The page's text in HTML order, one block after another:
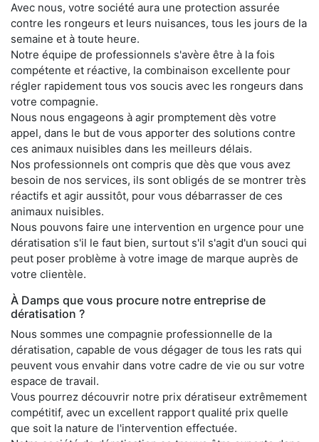
Avec nous, votre société aura une protection assurée
contre les rongeurs et leurs nuisances, tous les jours de la
semaine et à toute heure.
Notre équipe de professionnels s'avère être à la fois
compétente et réactive, la combinaison excellente pour
régler rapidement tous vos soucis avec les rongeurs dans
votre compagnie.
Nous nous engageons à agir promptement dès votre
appel, dans le but de vous apporter des solutions contre
ces animaux nuisibles dans les meilleurs délais.
Nos professionnels ont compris que dès que vous avez
besoin de nos services, ils sont obligés de se montrer très
réactifs et agir aussitôt, pour vous débarrasser de ces
animaux nuisibles.
Nous pouvons faire une intervention en urgence pour une
dératisation s'il le faut bien, surtout s'il s'agit d'un souci qui
peut poser problème à votre image de marque auprès de
votre clientèle.
À Damps que vous procure notre entreprise de
dératisation ?
Nous sommes une compagnie professionnelle de la
dératisation, capable de vous dégager de tous les rats qui
peuvent vous envahir dans votre cadre de vie ou sur votre
espace de travail.
Vous pourrez découvrir notre prix dératiseur extrêmement
compétitif, avec un excellent rapport qualité prix quelle
que soit la nature de l'intervention effectuée.